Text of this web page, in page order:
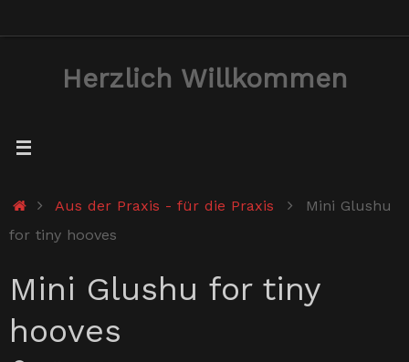
Herzlich Willkommen
StartAus der Praxis - für die Praxis
Mini Glushu
for tiny hooves
Mini Glushu for tiny
hooves